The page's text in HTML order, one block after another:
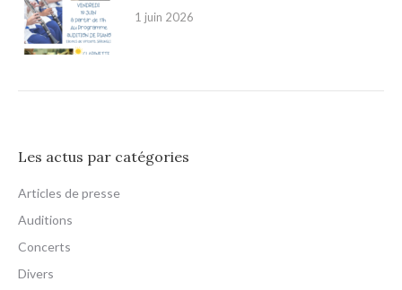
1 juin 2026
Les actus par catégories
Articles de presse
Auditions
Concerts
Divers